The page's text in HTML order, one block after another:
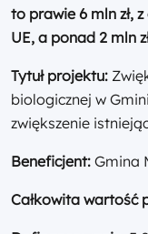
to prawie 6 mln zł,
UE, a ponad 2 mln
Tytuł projektu:
biologicznej w
zwiększenie
Beneficjent: Gmina
Całkowita wartość